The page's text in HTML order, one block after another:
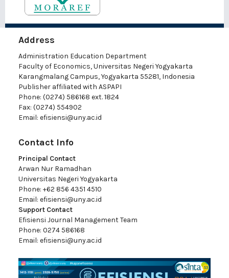
Address
Administration Education Department
Faculty of Economics, Universitas Negeri Yogyakarta
Karangmalang Campus, Yogyakarta 55281, Indonesia
Publisher affiliated with ASPAPI
Phone: (0274) 586168 ext. 1824
Fax: (0274) 554902
Email: efisiensi@uny.ac.id
Contact Info
Principal Contact
Arwan Nur Ramadhan
Universitas Negeri Yogyakarta
Phone: +62 856 4351 4510
Email: efisiensi@uny.ac.id
Support Contact
Efisiensi Journal Management Team
Phone: 0274 586168
Email: efisiensi@uny.ac.id